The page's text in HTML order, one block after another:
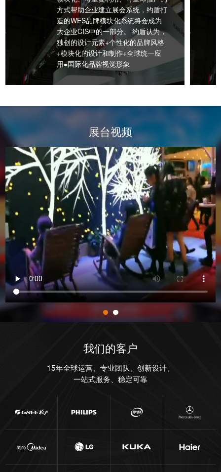
方式帮助企业建立展会系统，约盾打
造的WES品牌模块化系统将会成为
大企业CIS中的一部分。 约盾认为，
独创的设计元素+个性化的品牌风格
+模块化的设计和制作+全球统一应
用=国际化品牌视觉形象
展台视频
我们的客户
15年全球运营、专业团队、创新设计、
一站式服务、稳定可靠